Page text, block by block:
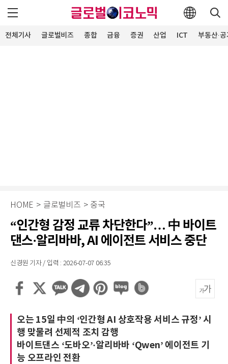
전체기사 글로벌비즈 종합 금융 증권 산업 ICT 부동산·
HOME > 글로벌비즈 > 중국
“인간형 감정 교류 차단한다”… 中 바이트
댄스·알리바바, AI 에이전트 서비스 중단
신경원 기자 / 입력 : 2026-07-07 06:35
오는 15일 中의 ‘인간형 AI 상호작용 서비스 규정’ 시
행 맞물려 선제적 조치 감행
바이트댄스 ‘도바오’·알리바바 ‘Qwen’ 에이전트 기
능 오프라인 전환